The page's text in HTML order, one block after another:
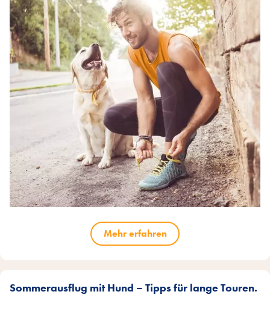
Mehr erfahren
Sommerausflug mit Hund – Tipps für lange Touren.